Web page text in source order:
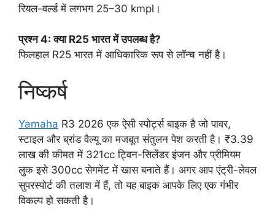
रियल-वर्ल्ड में लगभग 25–30 kmpl।
प्रश्न 4: क्या R25 भारत में उपलब्ध है?
फिलहाल R25 भारत में आधिकारिक रूप से लॉन्च नहीं है।
निष्कर्ष
Yamaha R3 2026 एक ऐसी स्पोर्ट्स बाइक है जो पावर,
स्टाइल और ब्रांड वैल्यू का मजबूत संतुलन पेश करती है। ₹3.39
लाख की कीमत में 321cc ट्विन-सिलेंडर इंजन और प्रीमियम
लुक इसे 300cc सेगमेंट में खास बनाते हैं। अगर आप एंट्री-लेवल
सुपरस्पोर्ट की तलाश में हैं, तो यह बाइक आपके लिए एक गंभीर
विकल्प हो सकती है।